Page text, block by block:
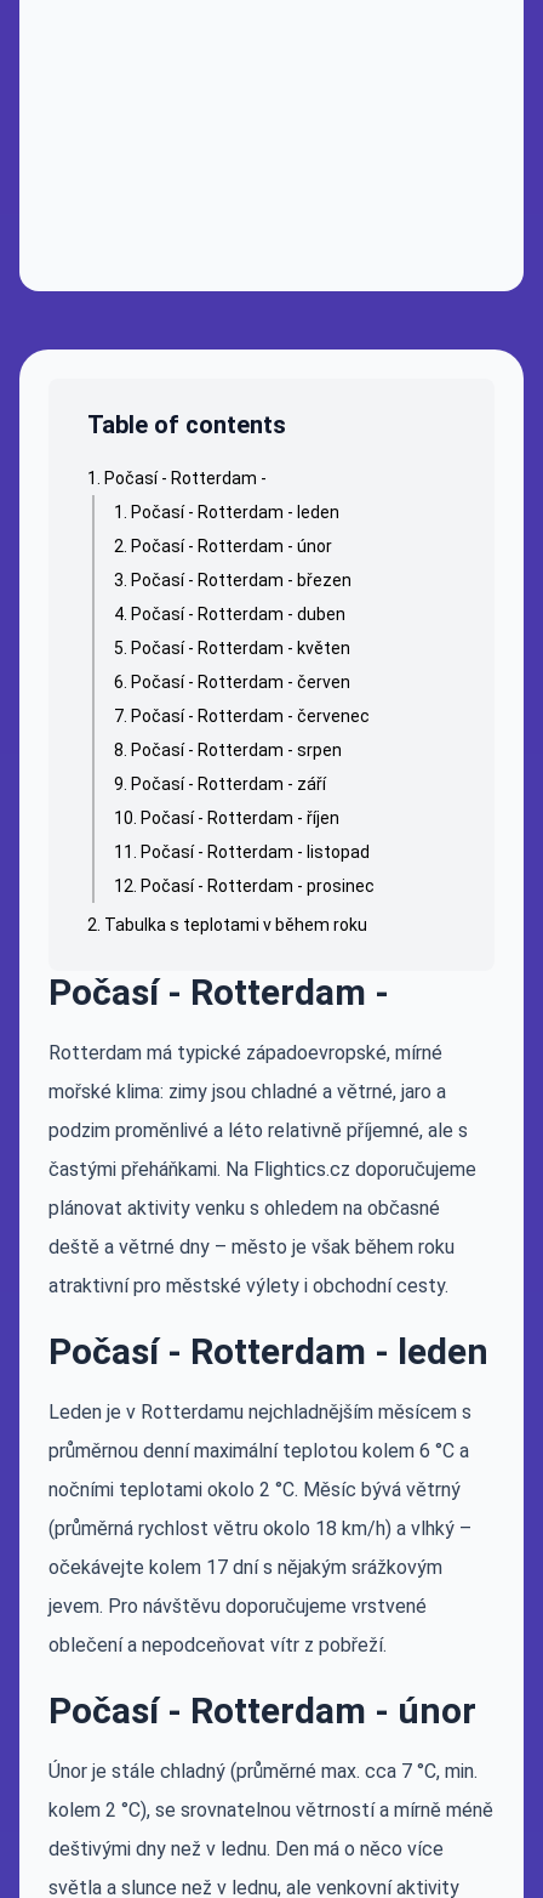
Table of contents
Počasí - Rotterdam -
Počasí - Rotterdam - leden
Počasí - Rotterdam - únor
Počasí - Rotterdam - březen
Počasí - Rotterdam - duben
Počasí - Rotterdam - květen
Počasí - Rotterdam - červen
Počasí - Rotterdam - červenec
Počasí - Rotterdam - srpen
Počasí - Rotterdam - září
Počasí - Rotterdam - říjen
Počasí - Rotterdam - listopad
Počasí - Rotterdam - prosinec
Tabulka s teplotami v během roku
Počasí - Rotterdam -
Rotterdam má typické západoevropské, mírné
mořské klima: zimy jsou chladné a větrné, jaro a
podzim proměnlivé a léto relativně příjemné, ale s
častými přeháňkami. Na Flightics.cz doporučujeme
plánovat aktivity venku s ohledem na občasné
deště a větrné dny – město je však během roku
atraktivní pro městské výlety i obchodní cesty.
Počasí - Rotterdam - leden
Leden je v Rotterdamu nejchladnějším měsícem s
průměrnou denní maximální teplotou kolem 6 °C a
nočními teplotami okolo 2 °C. Měsíc bývá větrný
(průměrná rychlost větru okolo 18 km/h) a vlhký –
očekávejte kolem 17 dní s nějakým srážkovým
jevem. Pro návštěvu doporučujeme vrstvené
oblečení a nepodceňovat vítr z pobřeží.
Počasí - Rotterdam - únor
Únor je stále chladný (průměrné max. cca 7 °C, min.
kolem 2 °C), se srovnatelnou větrností a mírně méně
deštivými dny než v lednu. Den má o něco více
světla a slunce než v lednu, ale venkovní aktivity